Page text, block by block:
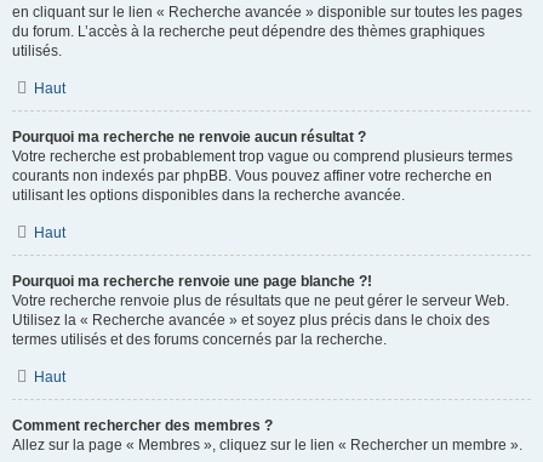
en cliquant sur le lien « Recherche avancée » disponible sur toutes les pages
du forum. L’accès à la recherche peut dépendre des thèmes graphiques
utilisés.
Haut
Pourquoi ma recherche ne renvoie aucun résultat ?
Votre recherche est probablement trop vague ou comprend plusieurs termes
courants non indexés par phpBB. Vous pouvez affiner votre recherche en
utilisant les options disponibles dans la recherche avancée.
Haut
Pourquoi ma recherche renvoie une page blanche ?!
Votre recherche renvoie plus de résultats que ne peut gérer le serveur Web.
Utilisez la « Recherche avancée » et soyez plus précis dans le choix des
termes utilisés et des forums concernés par la recherche.
Haut
Comment rechercher des membres ?
Allez sur la page « Membres », cliquez sur le lien « Rechercher un membre ».